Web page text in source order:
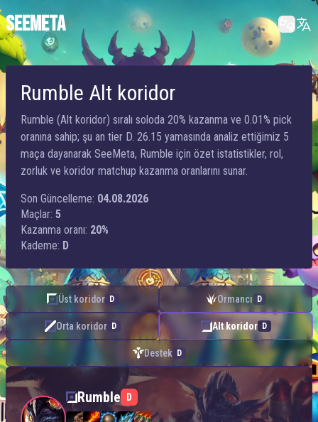
SEEMETA
Rumble Alt koridor
Rumble (Alt koridor) sıralı soloda 20% kazanma ve 0.01% pick
oranına sahip; şu an tier D. 26.15 yamasında analiz ettiğimiz 5
maça dayanarak SeeMeta, Rumble için özet istatistikler, rol,
zorluk ve koridor matchup kazanma oranlarını sunar.
Son Güncelleme: 04.08.2026
Maçlar: 5
Kazanma oranı: 20%
Kademe: D
Üst koridor D Ormancı D
Orta koridor D Alt koridor D
Destek D
Rumble — Alt koridor
Rumble D